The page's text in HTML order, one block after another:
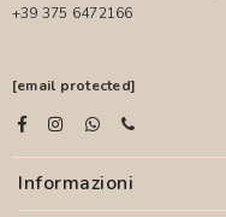
+39 375 6472166
[email protected]
Informazioni